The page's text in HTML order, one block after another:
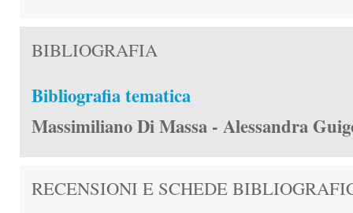
BIBLIOGRAFIA
Bibliografia tematica
Massimiliano Di Massa - Alessandra
RECENSIONI E SCHEDE